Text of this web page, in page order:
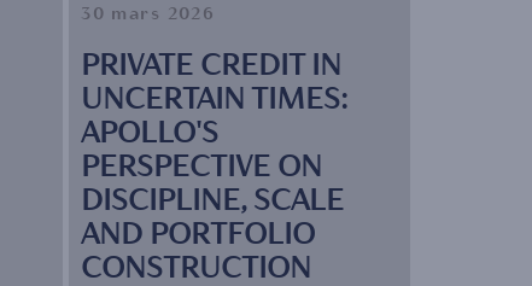
30 mars 2026
PRIVATE CREDIT IN
UNCERTAIN TIMES:
APOLLO'S
PERSPECTIVE ON
DISCIPLINE, SCALE
AND PORTFOLIO
CONSTRUCTION